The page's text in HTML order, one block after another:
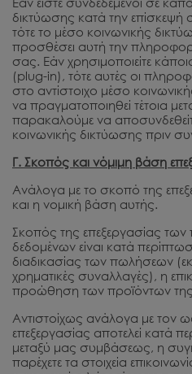
δικτύωσης κατά την επίσκεψή
τότε το μέσο κοινωνικής
προσθέσει αυτή την
σας. Εάν χρησιμοποιείτε
(plug-in), τότε αυτές οι
στο αντίστοιχο μέσο
να πραγματοποιηθεί τέτοια
παρακαλούμε να
κοινωνικής δικτύωσης πριν
Γ. Σκοπός και νόμιμη βάση
Ανάλογα με το σκοπό της
και η νομική βάση αυτής.
Σκοπός της επεξεργασίας
δεδομένων είναι κατά
διαδικασίας των πωλήσεων
χρηματικές συναλλαγές), η
προώθηση των προϊόντων της
Αντιστοίχως ανάλογα με
επεξεργασίας αποτελεί κατά
μεταξύ μας συμβάσεως, η
παρέχετε τα στοιχεία